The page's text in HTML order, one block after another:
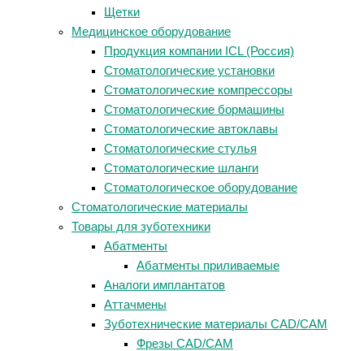
Щетки
Медицинское оборудование
Продукция компании ICL (Россия)
Стоматологические установки
Стоматологические компрессоры
Стоматологические бормашины
Стоматологические автоклавы
Стоматологические стулья
Стоматологические шланги
Стоматологическое оборудование
Стоматологические материалы
Товары для зуботехники
Абатменты
Абатменты приливаемые
Аналоги имплантатов
Аттачмены
Зуботехнические материалы CAD/CAM
Фрезы CAD/CAM